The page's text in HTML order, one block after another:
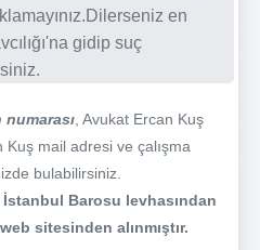
en
gidip suç
, Avukat Ercan Kuş
Kuş mail adresi ve çalışma
bulabilirsiniz.
İstanbul Barosu levhasından
sitesinden alınmıştır.